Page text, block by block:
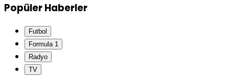
Popüler Haberler
Futbol
Formula 1
Radyo
TV